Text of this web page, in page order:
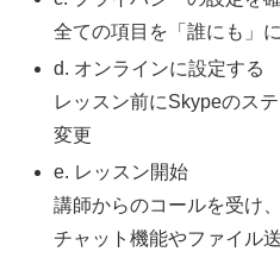
全ての項目を「誰にも」
d. オンラインに設定する
レッスン前にSkypeのス
変更
e. レッスン開始
講師からのコールを受け
チャット機能やファイル